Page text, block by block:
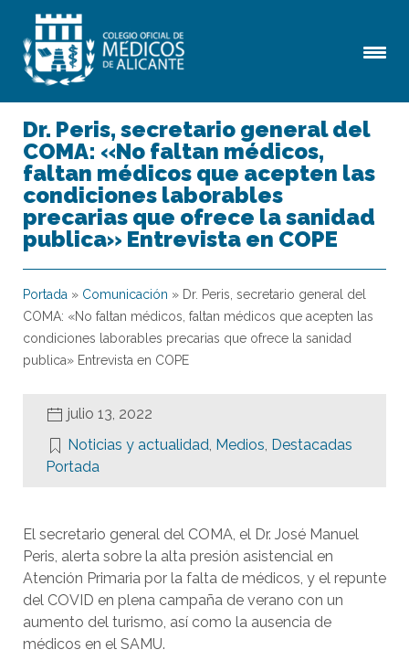
Dr. Peris, secretario general del
COMA: «No faltan médicos,
faltan médicos que acepten las
condiciones laborables
precarias que ofrece la sanidad
publica» Entrevista en COPE
Portada » Comunicación » Dr. Peris, secretario general del
COMA: «No faltan médicos, faltan médicos que acepten las
condiciones laborables precarias que ofrece la sanidad
publica» Entrevista en COPE
julio 13, 2022
Noticias y actualidad, Medios, Destacadas
Portada
El secretario general del COMA, el Dr. José Manuel
Peris, alerta sobre la alta presión asistencial en
Atención Primaria por la falta de médicos, y el repunte
del COVID en plena campaña de verano con un
aumento del turismo, así como la ausencia de
médicos en el SAMU.